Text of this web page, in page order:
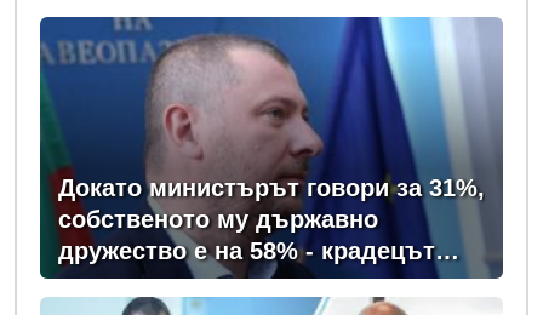
Докато министърът говори за 31%,
собственото му държавно
дружество е на 58% - крадецът
вика дръжте крадеца